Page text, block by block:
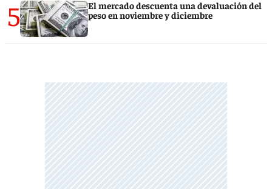
5
El mercado descuenta una devaluación del
peso en noviembre y diciembre